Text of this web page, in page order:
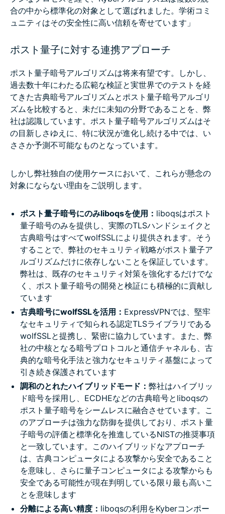
合の中から標準化の対象として選ばれました。学術コミ
ュニティはその安全性に高い信頼を寄せています」
ポスト量子に対する連携アプローチ
ポスト量子暗号アルゴリズムは将来有望です。しかし、
過去数十年にわたる広範な検証と実世界でのテストを経
てきた古典暗号アルゴリズムとポスト量子暗号アルゴリ
ズムを比較すると、未だに未知の分野であることを、弊
社は認識しています。ポスト量子暗号アルゴリズムはそ
の目新しさゆえに、特に状況が進化し続ける中では、い
ささか予測不可能なものとなっています。
しかし弊社独自の使用ケースにおいて、これらが懸念の
対象にならない理由をご説明します。
ポスト量子暗号にのみliboqsを使用： liboqsはポスト
量子暗号のみを提供し、実際のTLSハンドシェイクと
古典暗号はすべてwolfSSLにより提供されます。そう
することで、弊社のセキュリティ戦略がポスト量子ア
ルゴリズムだけに依存しないことを保証しています。
弊社は、既存のセキュリティ対策を強化するだけでな
く、ポスト量子暗号の開発と検証にも積極的に貢献し
ています
古典暗号にwolfSSLを活用： ExpressVPNでは、堅牢
なセキュリティで知られる認定TLSライブラリである
wolfSSLと提携し、緊密に協力しています。また、弊
社の中核となる暗号プロトコルと通信チャネルも、古
典的な暗号化手法と強力なセキュリティ基盤によって
引き続き保護されています
調和のとれたハイブリッドモード： 弊社はハイブリッ
ド暗号を採用し、ECDHEなどの古典暗号とliboqsの
ポスト量子暗号をシームレスに融合させています。こ
のアプローチは強力な防御を提供しており、ポスト量
子暗号の評価と標準化を推進しているNISTの推奨事項
と一致しています。このハイブリッドなアプローチ
は、古典コンピュータによる攻撃から安全であること
を意味し、さらに量子コンピュータによる攻撃からも
安全である可能性が現在判明している限り最も高いこ
とを意味します
分離による高い精度： liboqsの利用をKyberコンポー